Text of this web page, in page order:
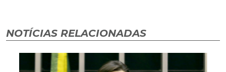
NOTÍCIAS RELACIONADAS